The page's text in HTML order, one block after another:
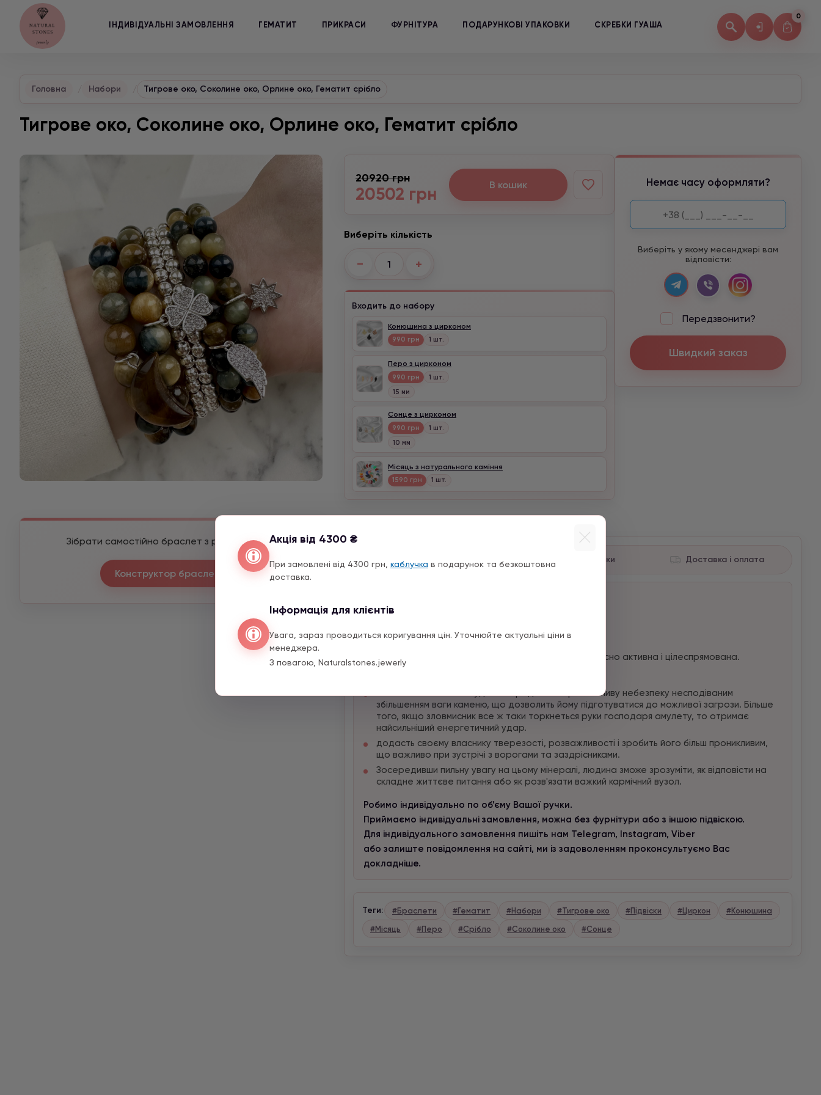
Акція від 4300 ₴
При замовлені від 4300 грн, каблучка в подарунок та безкоштовна
доставка.
Інформація для клієнтів
Увага, зараз проводиться коригування цін. Уточнюйте актуальні ціни в
менеджера.
З повагою, Naturalstones.jewerly
ІНДИВІДУАЛЬНІ ЗАМОВЛЕННЯ ГЕМАТИТ ПРИКРАСИ ФУРНІТУРА ПОДАРУНКОВІ УПАКОВКИ СКРЕБКИ ГУАША
0
Головна Набори Тигрове око, Соколине око, Орлине око, Гематит срібло
Тигрове око, Соколине око, Орлине око, Гематит срібло
Зібрати самостійно браслет з різних каменів
Конструктор браслетів
20920 грн
20502 грн В кошик
Виберіть кількість
− +
Входить до набору
Конюшина з цирконом
990 грн 1 шт.
Перо з цирконом
990 грн
1 шт.
15 мм
Сонце з цирконом
990 грн
1 шт.
10 мм
Місяць з натурального каміння
1590 грн 1 шт.
Немає часу оформляти?
Виберіть у якому месенджері вам
відповісти:
Передзвонити?
Швидкий заказ
Характеристики Доставка і оплата
оберігає від пристріту та псування;
допомагає привернути увагу.
Камінь сприяє всім знакам Зодіаку, якщо людина дійсно активна і цілеспрямована.
власник соколині очі буде попереджений про можливу небезпеку несподіваним
збільшенням ваги каменю, що дозволить йому підготуватися до можливої ​​загрози. Більше
того, якщо зловмисник все ж таки торкнеться руки господаря амулету, то отримає
найсильніший енергетичний удар.
додасть своєму власнику тверезості, розважливості і зробить його більш проникливим,
що важливо при зустрічі з ворогами та заздрісниками.
Зосередивши пильну увагу на цьому мінералі, людина зможе зрозуміти, як відповісти на
складне життєве питання або як розв'язати важкий кармічний вузол.
Робимо індивідуально по об’єму Вашої ручки.
Приймаємо індивідуальні замовлення, можна без фурнітури або з іншою підвіскою.
Для індивідуального замовлення пишіть нам Telegram, Instagram, Viber
або залиште повідомлення на сайті, ми із задоволенням проконсультуємо Вас
докладніше.
Теги: #Браслети #Гематит #Набори #Тигрове око #Підвіски #Циркон
#Конюшина
#Місяць
#Перо #Срібло #Соколине око #Сонце